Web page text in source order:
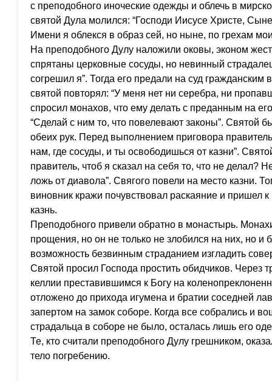
с преподобного иноческие одежды и облечь в
святой Дула молился: “Господи Иисусе Христе,
Имени я облекся в образ сей, но ныне, по грехам
На преподобного Дулу наложили оковы, эконом
спрятаны церковные сосуды, но невинный
согрешил я”. Тогда его предали на суд гражданским
святой повторял: “У меня нет ни серебра, ни
спросил монахов, что ему делать с преданным на
“Сделай с ним то, что повелевают законы”. Святой
обеих рук. Перед выполнением приговора
нам, где сосуды, и ты освободишься от казни”.
правитель, чтоб я сказал на себя то, что не делал?
ложь от диавола”. Свягого повели на место казни.
виновник кражи почувствовал раскаяние и пришел к
казнь.
Преподобного привели обратно в монастырь.
прощения, но он не только не злобился на них, но и
возможность безвинным страданием изгладить
Святой просил Господа простить обидчиков. Через
келлии преставившимся к Богу на
отложено до прихода игумена и братии соседней
запертом на замок соборе. Когда все собрались и
страдальца в соборе не было, осталась лишь его
Те, кто считали преподобного Дулу грешником,
тело погребению.